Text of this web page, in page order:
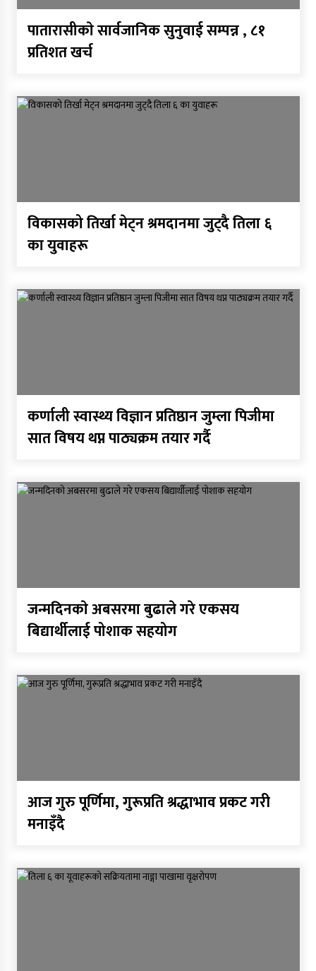
पातारासीकाे सार्वजानिक सुनुवाई सम्पन्न , ८१
प्रतिशत खर्च
विकासको तिर्खा मेट्न श्रमदानमा जुट्दै तिला ६
का युवाहरू
कर्णाली स्वास्थ्य विज्ञान प्रतिष्ठान जुम्ला पिजीमा
सात विषय थप्न पाठ्यक्रम तयार गर्दै
जन्मदिनकाे अबसरमा बुढाले गरे एकसय
बिद्यार्थीलाई पोशाक सहयोग
आज गुरु पूर्णिमा, गुरूप्रति श्रद्धाभाव प्रकट गरी
मनाइँदै